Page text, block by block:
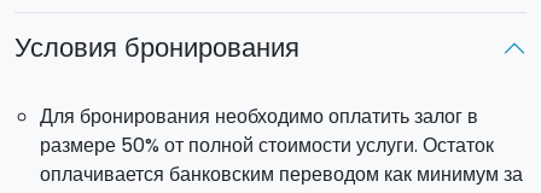
Условия бронирования
Для бронирования необходимо оплатить залог в
размере 50% от полной стоимости услуги. Остаток
оплачивается банковским переводом как минимум за